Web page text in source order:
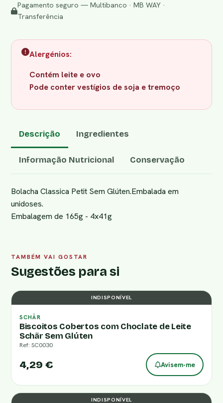
Pagamento seguro — Multibanco · MB WAY ·
Transferência
Alergénios:
Contém leite e ovo
Pode conter vestígios de soja e tremoço
Descrição Ingredientes
Informação Nutricional Conservação
Bolacha Classica Petit Sem Glúten.Embalada em
unidoses.
Embalagem de 165g - 4x41g
TAMBÉM VAI GOSTAR
Sugestões para si
INDISPONÍVEL
SCHÄR
Biscoitos Cobertos com Choclate de Leite
Schär Sem Glúten
Ref: SC0030
4,29 € Avisem-me
INDISPONÍVEL